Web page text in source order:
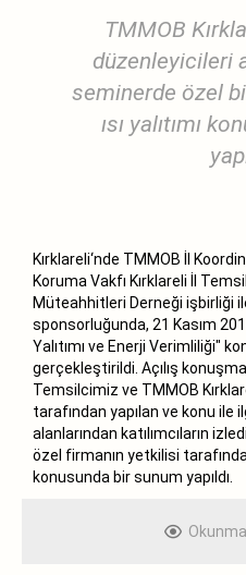
TMMOB
düzenleyicileri
seminerde özel
ısı yalıtımı
Kırklareli‘nde TMMOB İl
Koruma Vakfı Kırklareli İl
Müteahhitleri Derneği işbirliği
sponsorluğunda, 21 Kasım
Yalıtımı ve Enerji Verimliliği"
gerçekleştirildi. Açılış
Temsilcimiz ve TMMOB
tarafından yapılan ve konu ile
alanlarından katılımcıların
özel firmanın yetkilisi tarafından
konusunda bir sunum yapıldı.
Okunma